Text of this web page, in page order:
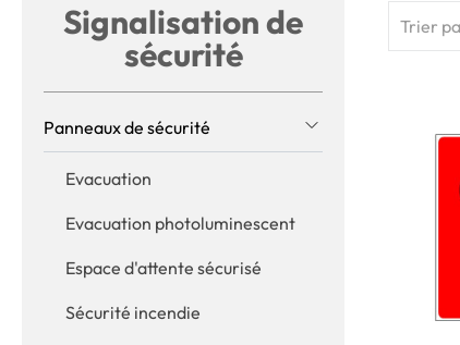
Signalisation de
sécurité
Panneaux de sécurité
Evacuation
Evacuation photoluminescent
Espace d'attente sécurisé
Sécurité incendie
Trier